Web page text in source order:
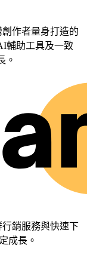
創作者量身打造的
輔助工具及一致
。
行銷服務與快速下
成長。